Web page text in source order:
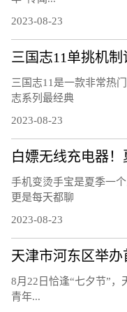
2023-08-23
三国志11单挑机
三国志11是一款非常热
志系列最经典
2023-08-23
手机变烫手宝是夏季一
更是每天都聊
2023-08-23
天津市河东区举
8月22日恰逢“七夕节”，
青年...